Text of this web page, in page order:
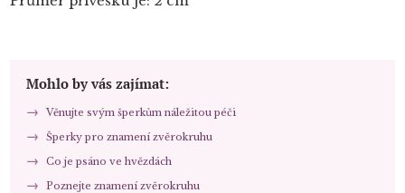
Mohlo by vás zajímat:
Věnujte svým šperkům náležitou péči
Šperky pro znamení zvěrokruhu
Co je psáno ve hvězdách
Poznejte znamení zvěrokruhu